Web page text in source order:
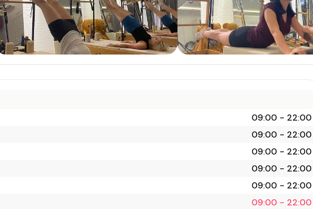
09:00 - 22:00
09:00 - 22:00
09:00 - 22:00
09:00 - 22:00
09:00 - 22:00
09:00 - 22:00